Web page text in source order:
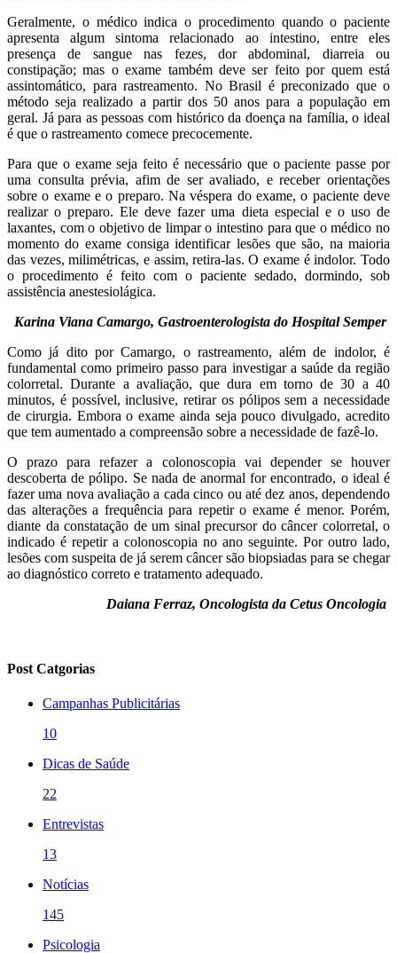
Geralmente, o médico indica o procedimento quando o paciente
apresenta algum sintoma relacionado ao intestino, entre eles
presença de sangue nas fezes, dor abdominal, diarreia ou
constipação; mas o exame também deve ser feito por quem está
assintomático, para rastreamento. No Brasil é preconizado que o
método seja realizado a partir dos 50 anos para a população em
geral. Já para as pessoas com histórico da doença na família, o ideal
é que o rastreamento comece precocemente.
Para que o exame seja feito é necessário que o paciente passe por
uma consulta prévia, afim de ser avaliado, e receber orientações
sobre o exame e o preparo. Na véspera do exame, o paciente deve
realizar o preparo. Ele deve fazer uma dieta especial e o uso de
laxantes, com o objetivo de limpar o intestino para que o médico no
momento do exame consiga identificar lesões que são, na maioria
das vezes, milimétricas, e assim, retira-las. O exame é indolor. Todo
o procedimento é feito com o paciente sedado, dormindo, sob
assistência anestesiolágica.
Karina Viana Camargo, Gastroenterologista do Hospital Semper
Como já dito por Camargo, o rastreamento, além de indolor, é
fundamental como primeiro passo para investigar a saúde da região
colorretal. Durante a avaliação, que dura em torno de 30 a 40
minutos, é possível, inclusive, retirar os pólipos sem a necessidade
de cirurgia. Embora o exame ainda seja pouco divulgado, acredito
que tem aumentado a compreensão sobre a necessidade de fazê-lo.
O prazo para refazer a colonoscopia vai depender se houver
descoberta de pólipo. Se nada de anormal for encontrado, o ideal é
fazer uma nova avaliação a cada cinco ou até dez anos, dependendo
das alterações a frequência para repetir o exame é menor. Porém,
diante da constatação de um sinal precursor do câncer colorretal, o
indicado é repetir a colonoscopia no ano seguinte. Por outro lado,
lesões com suspeita de já serem câncer são biopsiadas para se chegar
ao diagnóstico correto e tratamento adequado.
Daiana Ferraz, Oncologista da Cetus Oncologia
Post Catgorias
Campanhas Publicitárias
10
Dicas de Saúde
22
Entrevistas
13
Notícias
145
Psicologia